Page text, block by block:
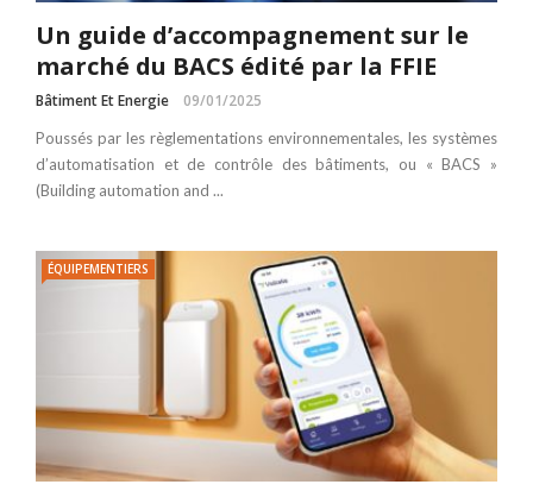
Un guide d’accompagnement sur le
marché du BACS édité par la FFIE
Bâtiment Et Energie 09/01/2025
Poussés par les règlementations environnementales, les systèmes
d’automatisation et de contrôle des bâtiments, ou « BACS »
(Building automation and ...
ÉQUIPEMENTIERS